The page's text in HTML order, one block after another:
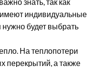
индивидуальные
будет выбрать
На теплопотери
перекрытий, а также